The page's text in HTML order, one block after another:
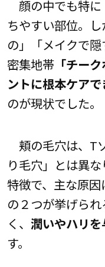
顔の中でも特に
ちやすい部位。
の」「メイクで
密集地帯「チー
ントに根本ケア
のが現状でした。
頬の毛穴は、T
り毛穴」とは異な
特徴で、主な原因
の２つが挙げら
く、 潤いやハリ
す。